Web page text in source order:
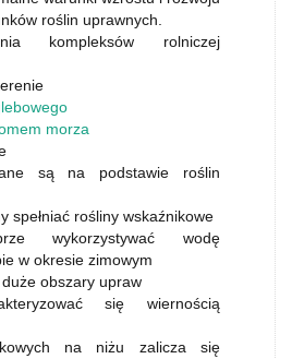
roślin uprawnych.
kompleksów rolniczej
morza
są na podstawie roślin
spełniać rośliny wskaźnikowe
wykorzystywać wodę
w okresie zimowym
obszary upraw
się wiernością
na niżu zalicza się